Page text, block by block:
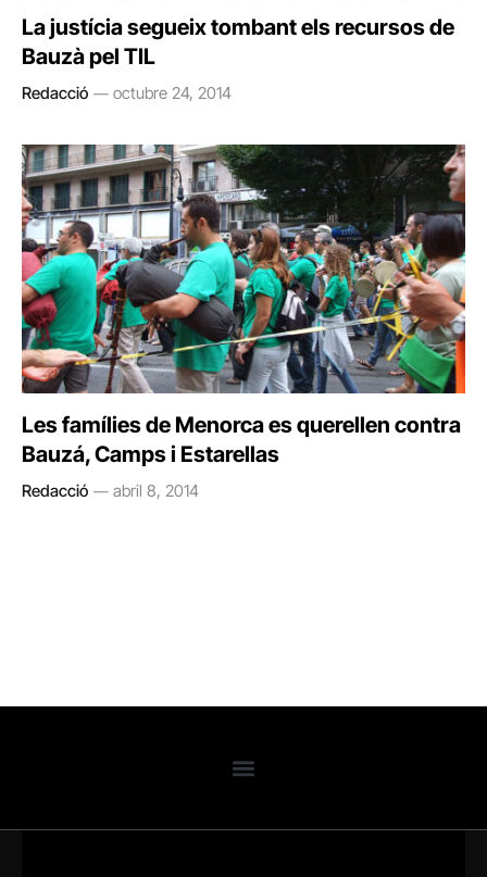
La justícia segueix tombant els recursos de
Bauzà pel TIL
Redacció octubre 24, 2014
Les famílies de Menorca es querellen contra
Bauzá, Camps i Estarellas
Redacció abril 8, 2014